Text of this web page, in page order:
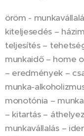
öröm -
kiteljesedés –
teljesítés –
munkaidő – home
– eredmények –
munka-
monotónia –
– kitartás –
munkavállalás –